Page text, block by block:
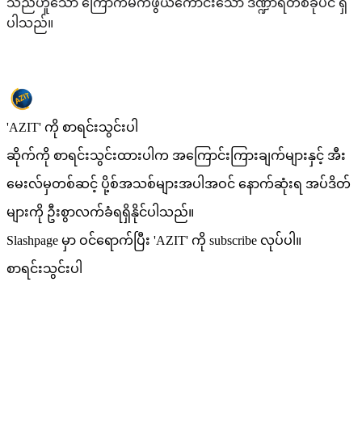
ပါသည်။
'AZIT' ကို စာရင်းသွင်းပါ
ဆိုက်ကို စာရင်းသွင်းထားပါက အကြောင်းကြားချက်များနှင့် အီး
မေးလ်မှတစ်ဆင့် ပို့စ်အသစ်များအပါအဝင် နောက်ဆုံးရ အပ်ဒိတ်
များကို ဦးစွာလက်ခံရရှိနိုင်ပါသည်။
Slashpage မှာ ဝင်ရောက်ပြီး 'AZIT' ကို subscribe လုပ်ပါ။
စာရင်းသွင်းပါ